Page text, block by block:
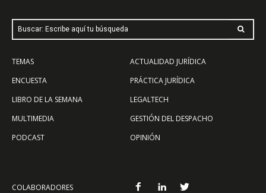
Buscar: Escribe aquí tu búsqueda
TEMAS
ENCUESTA
LIBRO DE LA SEMANA
MULTIMEDIA
PODCAST
ACTUALIDAD JURÍDICA
PRÁCTICA JURÍDICA
LEGALTECH
GESTIÓN DEL DESPACHO
OPINIÓN
COLABORADORES